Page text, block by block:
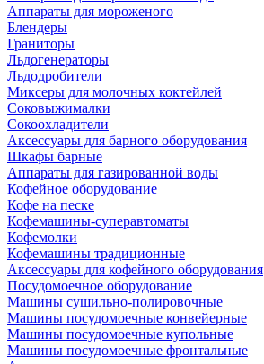
Аппараты для мороженого
Блендеры
Граниторы
Льдогенераторы
Льдодробители
Миксеры для молочных коктейлей
Соковыжималки
Сокоохладители
Аксессуары для барного оборудования
Шкафы барные
Аппараты для газированной воды
Кофейное оборудование
Кофе на песке
Кофемашины-суперавтоматы
Кофемолки
Кофемашины традиционные
Аксессуары для кофейного оборудования
Посудомоечное оборудование
Машины сушильно-полировочные
Машины посудомоечные конвейерные
Машины посудомоечные купольные
Машины посудомоечные фронтальные